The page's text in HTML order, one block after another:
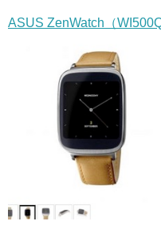
ASUS ZenWatch（